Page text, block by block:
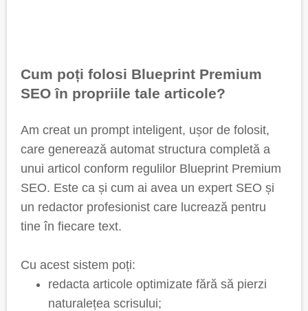
Cum poți folosi Blueprint Premium
SEO în propriile tale articole?
Am creat un prompt inteligent, ușor de folosit,
care generează automat structura completă a
unui articol conform regulilor Blueprint Premium
SEO. Este ca și cum ai avea un expert SEO și
un redactor profesionist care lucrează pentru
tine în fiecare text.
Cu acest sistem poți:
redacta articole optimizate fără să pierzi
naturalețea scrisului;